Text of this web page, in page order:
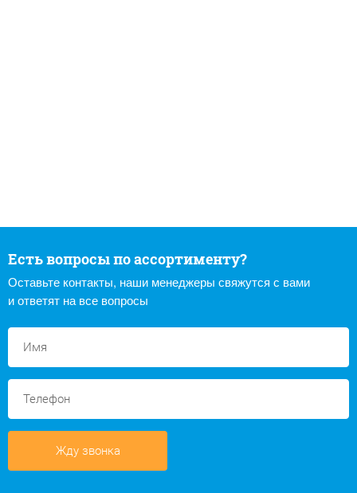
Есть вопросы по ассортименту?
Оставьте контакты, наши менеджеры свяжутся с вами
и ответят на все вопросы
Жду звонка